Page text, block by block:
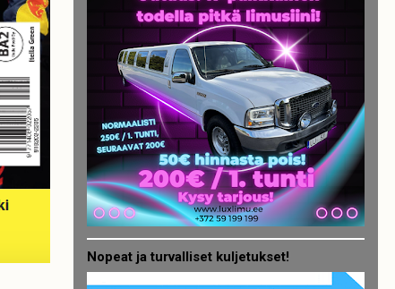
Nopeat ja turvalliset kuljetukset!